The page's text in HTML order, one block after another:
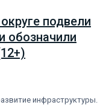
подвели
обозначили
инфраструктуры.